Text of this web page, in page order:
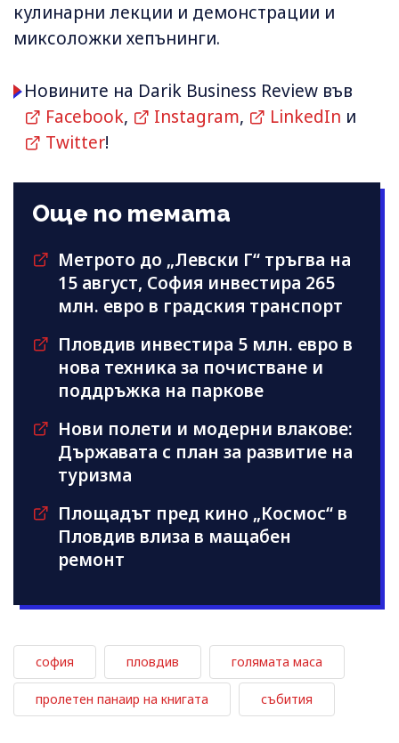
кулинарни лекции и демонстрации и
миксоложки хепънинги.
Новините на Darik Business Review във
Facebook, Instagram, LinkedIn и
Twitter!
Още по темата
Метрото до „Левски Г“ тръгва на
15 август, София инвестира 265
млн. евро в градския транспорт
Пловдив инвестира 5 млн. евро в
нова техника за почистване и
поддръжка на паркове
Нови полети и модерни влакове:
Държавата с план за развитие на
туризма
Площадът пред кино „Космос“ в
Пловдив влиза в мащабен
ремонт
софия пловдив голямата маса
пролетен панаир на книгата събития